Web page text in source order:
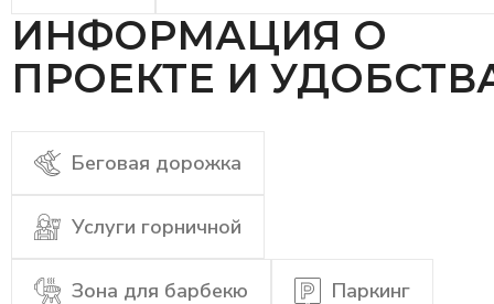
ИНФОРМАЦИЯ О
ПРОЕКТЕ И
Беговая дорожка
Услуги горничной
Зона для барбекю Паркинг